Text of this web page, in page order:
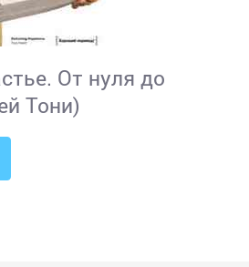
От нуля до
Тони)